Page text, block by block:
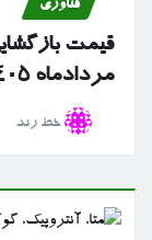
فناوری
مردادماه ۱۴۰۵
خط رند